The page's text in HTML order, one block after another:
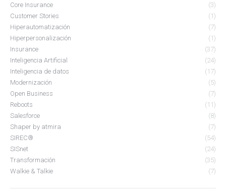
Core Insurance
(3)
Customer Stories
(1)
Hiperautomatización
(7)
Hiperpersonalización
(1)
Insurance
(37)
Inteligencia Artificial
(24)
Inteligencia de datos
(17)
Modernización
(5)
Open Business
(7)
Reboots
(11)
Salesforce
(8)
Shaper by atmira
(7)
SIREC®
(54)
SISnet
(24)
Transformación
(35)
Walkie & Talkie
(7)